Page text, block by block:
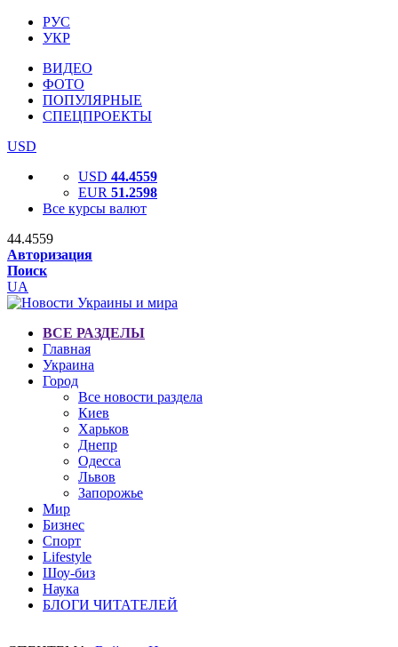
РУС
УКР
ВИДЕО
ФОТО
ПОПУЛЯРНЫЕ
СПЕЦПРОЕКТЫ
USD
USD 44.4559
EUR 51.2598
Все курсы валют
44.4559
Авторизация
Поиск
UA
ВСЕ РАЗДЕЛЫ
Главная
Украина
Город
Все новости раздела
Киев
Харьков
Днепр
Одесса
Львов
Запорожье
Мир
Бизнес
Спорт
Lifestyle
Шоу-биз
Наука
БЛОГИ ЧИТАТЕЛЕЙ